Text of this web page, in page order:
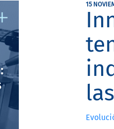
15